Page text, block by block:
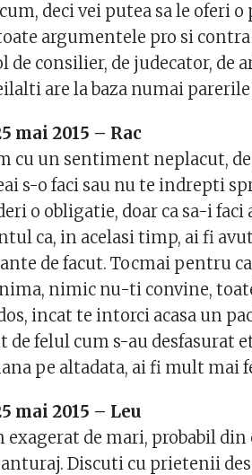
deci vei putea sa le oferi o
argumentele pro si contra
de consilier, de judecator, de
are la baza numai
mai 2015 – Rac
cu un sentiment neplacut,
s-o faci sau nu te indrepti
o obligatie, doar ca sa-i
ca, in acelasi timp, ai fi
de facut. Tocmai pentru
nimic nu-ti convine,
incat te intorci acasa un
felul cum s-au desfasurat
pe altadata, ai fi mult mai
mai 2015 – Leu
exagerat de mari, probabil
Discuti cu prietenii